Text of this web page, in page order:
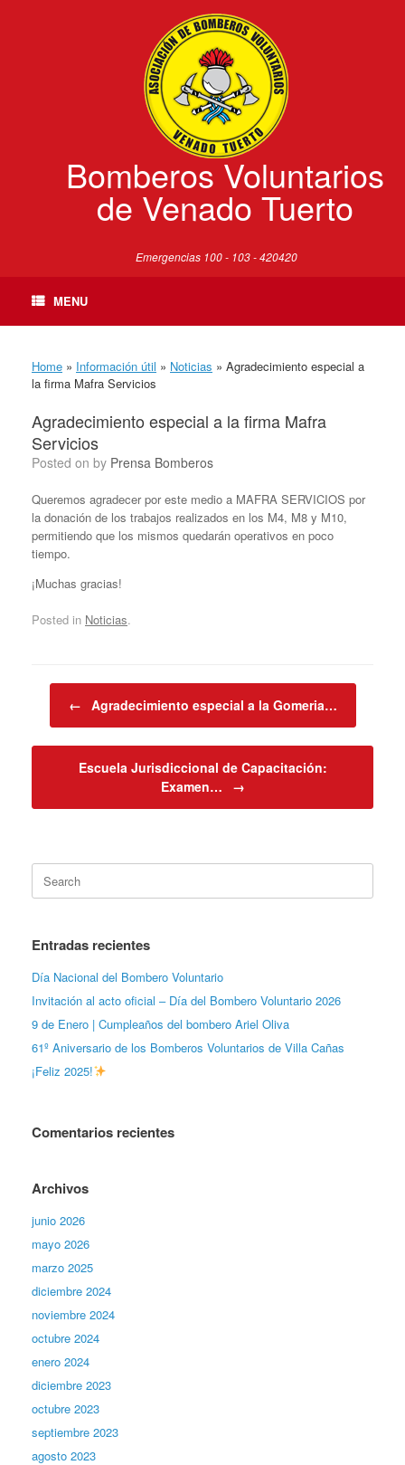
Bomberos Voluntarios
de Venado Tuerto
Emergencias 100 - 103 - 420420
MENU
Home » Información útil » Noticias » Agradecimiento especial a
la firma Mafra Servicios
Agradecimiento especial a la firma Mafra
Servicios
Posted on by Prensa Bomberos
Queremos agradecer por este medio a MAFRA SERVICIOS por
la donación de los trabajos realizados en los M4, M8 y M10,
permitiendo que los mismos quedarán operativos en poco
tiempo.
¡Muchas gracias!
Posted in Noticias.
← Agradecimiento especial a la Gomeria…
Escuela Jurisdiccional de Capacitación:
Examen…
→
Search
for:
Entradas recientes
Día Nacional del Bombero Voluntario
Invitación al acto oficial – Día del Bombero Voluntario 2026
9 de Enero | Cumpleaños del bombero Ariel Oliva
61º Aniversario de los Bomberos Voluntarios de Villa Cañas
¡Feliz 2025!
Comentarios recientes
Archivos
junio 2026
mayo 2026
marzo 2025
diciembre 2024
noviembre 2024
octubre 2024
enero 2024
diciembre 2023
octubre 2023
septiembre 2023
agosto 2023